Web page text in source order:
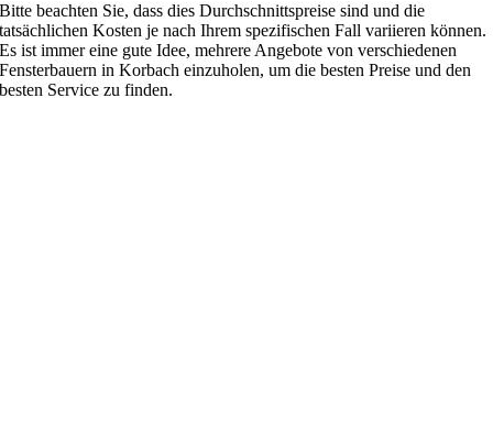
Bitte beachten Sie, dass dies Durchschnittspreise sind und die
tatsächlichen Kosten je nach Ihrem spezifischen Fall variieren können.
Es ist immer eine gute Idee, mehrere Angebote von verschiedenen
Fensterbauern in Korbach einzuholen, um die besten Preise und den
besten Service zu finden.